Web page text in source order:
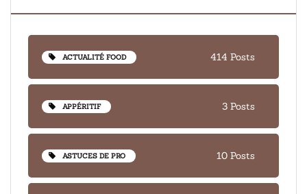
ACTUALITÉ FOOD 414 Posts
APPÉRITIF 3 Posts
ASTUCES DE PRO 10 Posts